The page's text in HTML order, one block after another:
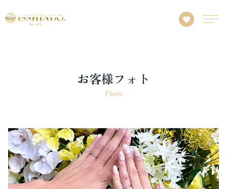
お客様フォト
Photo